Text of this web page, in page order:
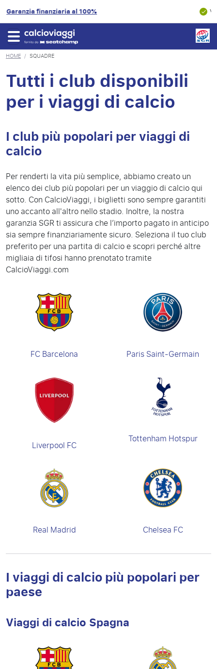
Valutazione del cliente9.3/10
HOME / SQUADRE
Tutti i club disponibili
per i viaggi di calcio
I club più popolari per viaggi di
calcio
Per renderti la vita più semplice, abbiamo creato un
elenco dei club più popolari per un viaggio di calcio qui
sotto. Con CalcioViaggi, i biglietti sono sempre garantiti
uno accanto all'altro nello stadio. Inoltre, la nostra
garanzia SGR ti assicura che l’importo pagato in anticipo
sia sempre finanziariamente sicuro. Seleziona il tuo club
preferito per una partita di calcio e scopri perché altre
migliaia di tifosi hanno prenotato tramite
CalcioViaggi.com
FC Barcelona Paris Saint-Germain
Liverpool FC Tottenham Hotspur
Real Madrid Chelsea FC
I viaggi di calcio più popolari per
paese
Viaggi di calcio Spagna